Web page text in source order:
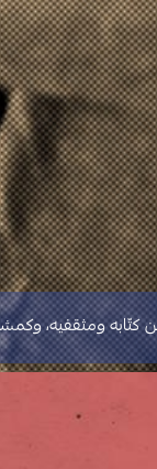
كتّابه ومثقفيه،